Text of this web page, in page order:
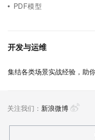
PDF模型
开发与运维
集结各类场景实战经验，助
关注我们： 新浪微博